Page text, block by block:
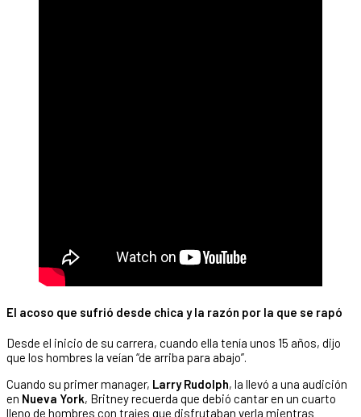
El acoso que sufrió desde chica y la razón por la que se rapó
Desde el inicio de su carrera, cuando ella tenía unos 15 años, dijo
que los hombres la veían “de arriba para abajo”.
Cuando su primer manager, Larry Rudolph, la llevó a una audición
en Nueva York, Britney recuerda que debió cantar en un cuarto
lleno de hombres con trajes que disfrutaban verla mientras